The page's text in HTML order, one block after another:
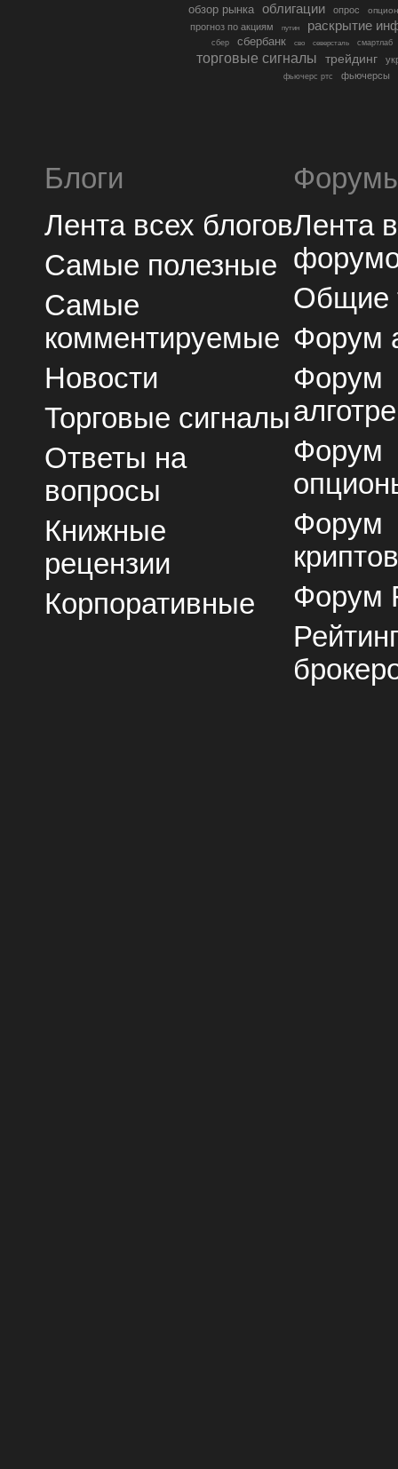
обзор рынка облигации опрос
прогноз по акциям путин раскрытие
сбер сбербанк сво северсталь смартлаб
торговые сигналы трейдинг
фьючерс ртс фьючерсы
Блоги
Лента всех блогов
Самые полезные
Самые
комментируемые
Новости
Торговые сигналы
Ответы на
вопросы
Книжные
рецензии
Корпоративные
Лента
Общие
Форум
Форум
Форум
Форум
Форум